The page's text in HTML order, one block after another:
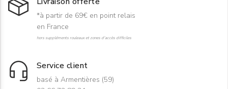
*à partir de 69€ en point relais
en France
hors suppléments rouleaux et zones d'accès difficiles
Service client
basé à Armentières (59)